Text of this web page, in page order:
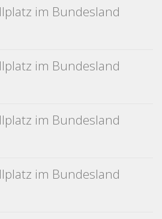
im Bundesland
im Bundesland
im Bundesland
im Bundesland